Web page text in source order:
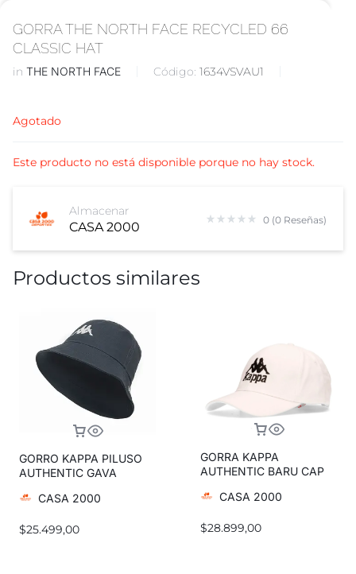
GORRA THE NORTH FACE RECYCLED 66
CLASSIC HAT
in THE NORTH FACE Código: 1634VSVAU1
Agotado
Este producto no está disponible porque no hay stock.
Almacenar
CASA 2000 0 (0 Reseñas)
Productos similares
GORRO KAPPA PILUSO
AUTHENTIC GAVA
CASA 2000
$25.499,00
GORRA KAPPA
AUTHENTIC BARU CAP
CASA 2000
$28.899,00